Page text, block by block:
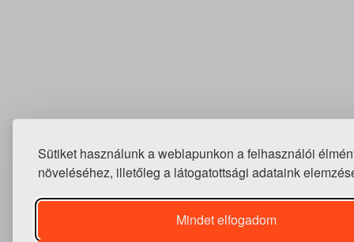
Sütiket használunk a weblapunkon a felhasználói
növeléséhez, illetőleg a látogatottsági adataink
Mindet elfogadom